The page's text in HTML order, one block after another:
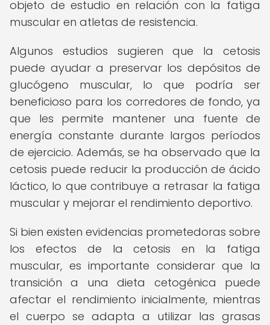
objeto de estudio en relación con la fatiga
muscular en atletas de resistencia.
Algunos estudios sugieren que la cetosis
puede ayudar a preservar los depósitos de
glucógeno muscular, lo que podría ser
beneficioso para los corredores de fondo, ya
que les permite mantener una fuente de
energía constante durante largos períodos
de ejercicio. Además, se ha observado que la
cetosis puede reducir la producción de ácido
láctico, lo que contribuye a retrasar la fatiga
muscular y mejorar el rendimiento deportivo.
Si bien existen evidencias prometedoras sobre
los efectos de la cetosis en la fatiga
muscular, es importante considerar que la
transición a una dieta cetogénica puede
afectar el rendimiento inicialmente, mientras
el cuerpo se adapta a utilizar las grasas